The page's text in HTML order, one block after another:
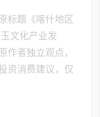
标题《喀什地区
文化产业发
作者独立观点，
资消费建议，仅